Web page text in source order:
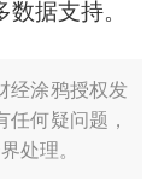
据支持。
经涂鸦授权发
何疑问题，
处理。